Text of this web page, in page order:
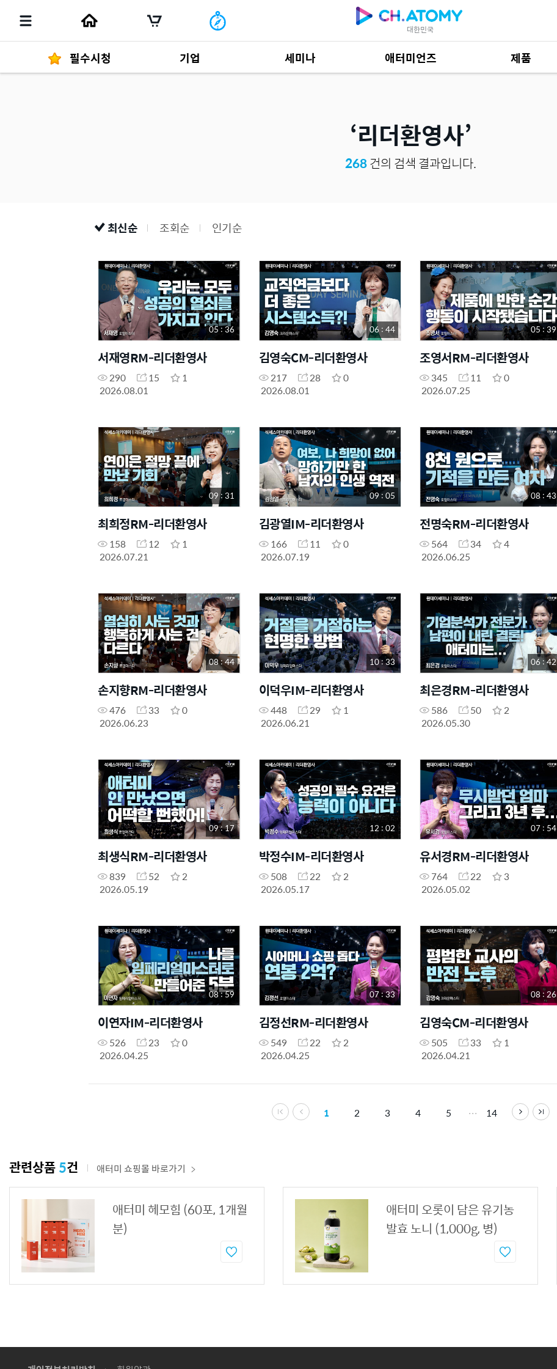
대한민국
필수시청 기업 세미나 애터미언즈 제품
제품 자료684
리더환영사
268건의 검색 결과입니다.
최신순 조회순 인기순
05 : 36
서재영RM-리더환영사
290 15
1
2026.08.01
06 : 44
김영숙CM-리더환영사
217 28
0
2026.08.01
05 : 39
조영서RM-리더환영사
345 11
0
2026.07.25
09 : 31
최희정RM-리더환영사
158 12
1
2026.07.21
09 : 05
김광열IM-리더환영사
166 11
0
2026.07.19
08 : 43
전명숙RM-리더환영사
564 34
4
2026.06.25
08 : 44
손지향RM-리더환영사
476 33
0
2026.06.23
10 : 33
이덕우IM-리더환영사
448 29
1
2026.06.21
06 : 42
최은경RM-리더환영사
586 50
2
2026.05.30
09 : 17
최생식RM-리더환영사
839 52
2
2026.05.19
12 : 02
박정수IM-리더환영사
508 22
2
2026.05.17
07 : 54
유서경RM-리더환영사
764 22
3
2026.05.02
08 : 59
이연자IM-리더환영사
526 23
0
2026.04.25
07 : 33
김정선RM-리더환영사
549 22
2
2026.04.25
08 : 26
김영숙CM-리더환영사
505 33
1
2026.04.21
1 2 3 4 5 14
관련상품5건 애터미 쇼핑몰 바로가기
애터미 헤모힘 (60포, 1개월
분)
애터미 오롯이 담은 유기농
발효 노니 (1,000g, 병)